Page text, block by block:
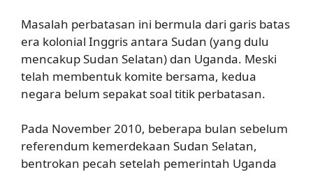
Masalah perbatasan ini bermula dari garis batas
era kolonial Inggris antara Sudan (yang dulu
mencakup Sudan Selatan) dan Uganda. Meski
telah membentuk komite bersama, kedua
negara belum sepakat soal titik perbatasan.
Pada November 2010, beberapa bulan sebelum
referendum kemerdekaan Sudan Selatan,
bentrokan pecah setelah pemerintah Uganda